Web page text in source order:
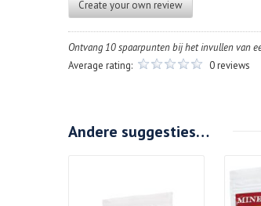
Create your own review
Ontvang 10 spaarpunten bij het invullen van
Average rating:
0 reviews
Andere suggesties…